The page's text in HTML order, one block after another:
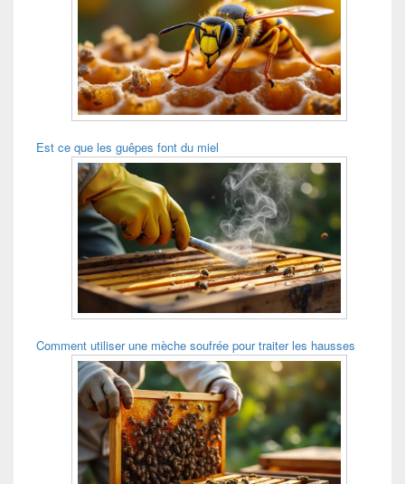
Est ce que les guêpes font du miel
Comment utiliser une mèche soufrée pour traiter les hausses